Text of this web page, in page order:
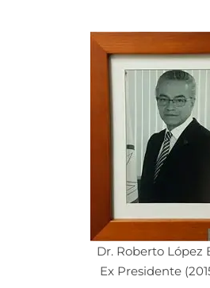
Dr. Roberto López
Ex Presidente